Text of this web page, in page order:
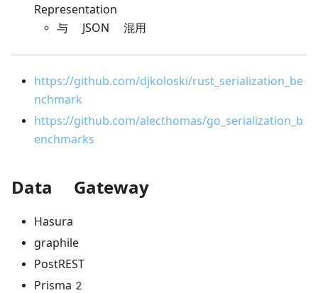
Representation
与 JSON 混用
https://github.com/djkoloski/rust_serialization_be
nchmark
https://github.com/alecthomas/go_serialization_b
enchmarks
Data Gateway
Hasura
graphile
PostREST
Prisma2